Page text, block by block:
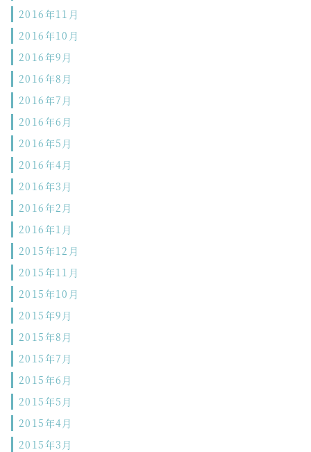
2016年11月
2016年10月
2016年9月
2016年8月
2016年7月
2016年6月
2016年5月
2016年4月
2016年3月
2016年2月
2016年1月
2015年12月
2015年11月
2015年10月
2015年9月
2015年8月
2015年7月
2015年6月
2015年5月
2015年4月
2015年3月